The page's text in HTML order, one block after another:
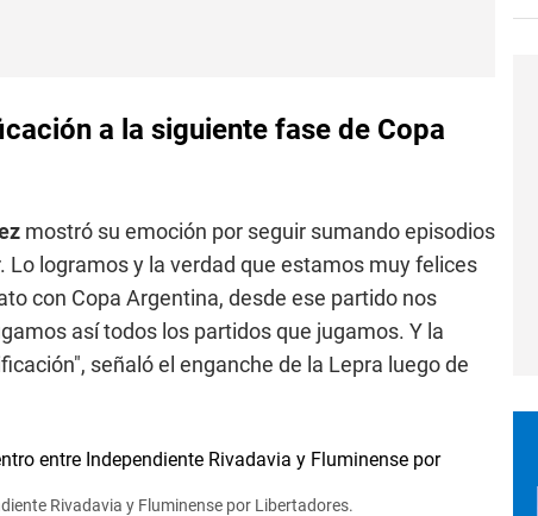
a la siguiente fase de Copa
mostró su emoción por seguir sumando episodios
logramos y la verdad que estamos muy felices
con Copa Argentina, desde ese partido nos
así todos los partidos que jugamos. Y la
señaló el enganche de la Lepra luego de
Rivadavia y Fluminense por Libertadores.